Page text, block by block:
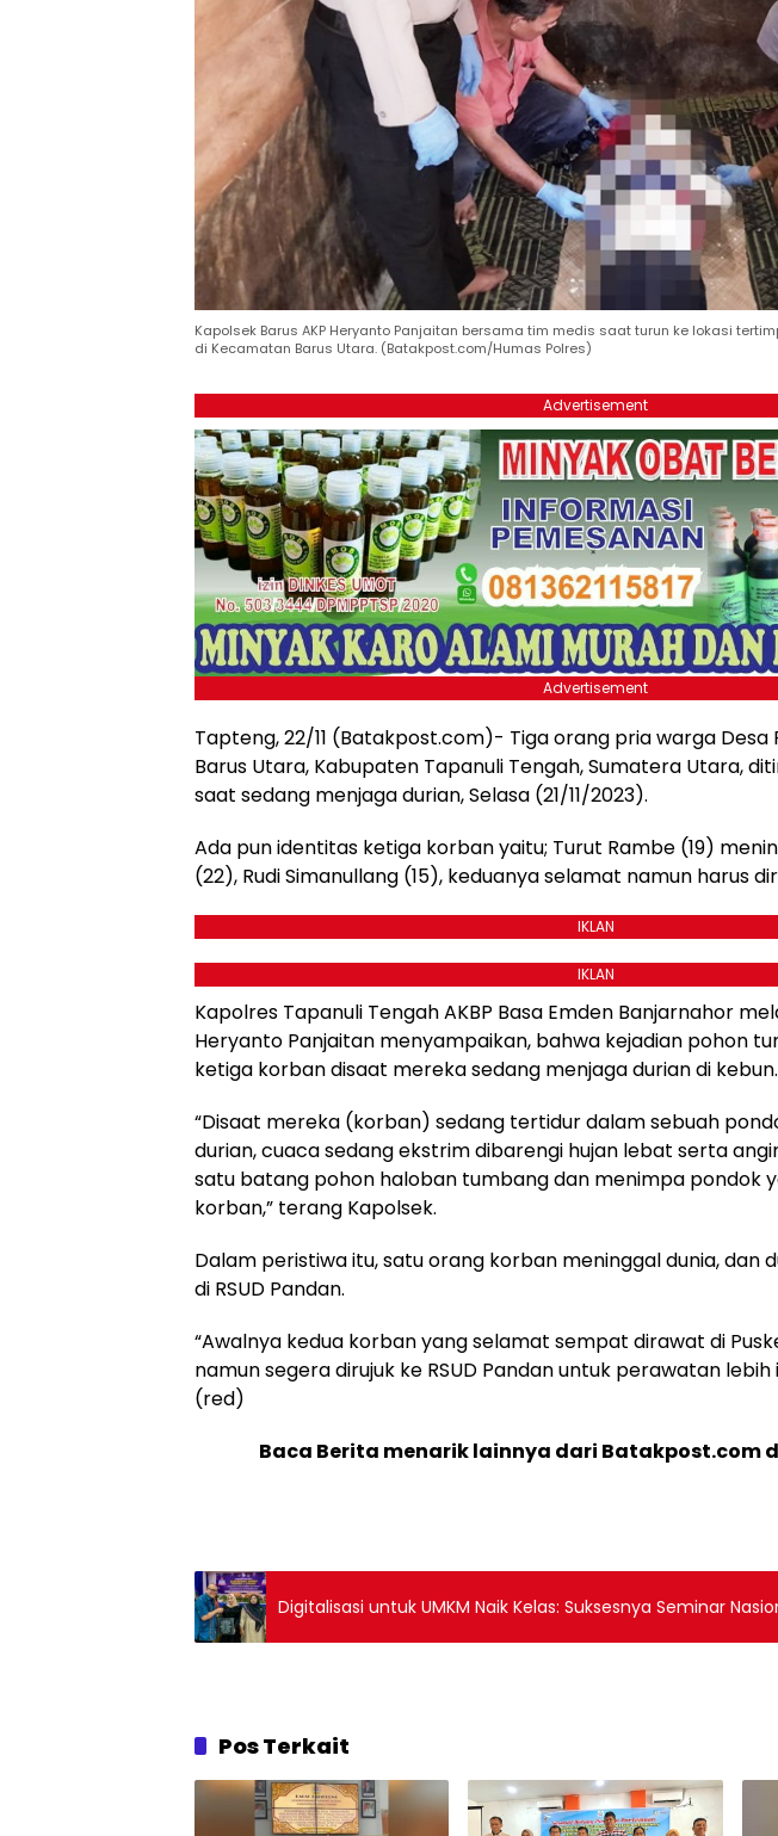
Kapolsek Barus AKP Heryanto Panjaitan bersama tim medis saat turun ke lokasi
di Kecamatan Barus Utara. (Batakpost.com/Humas Polres)
Advertisement
Advertisement
Tapteng, 22/11 (Batakpost.com)- Tiga orang pria warga Desa
Barus Utara, Kabupaten Tapanuli Tengah, Sumatera Utara,
saat sedang menjaga durian, Selasa (21/11/2023).
Ada pun identitas ketiga korban yaitu; Turut Rambe (19)
(22), Rudi Simanullang (15), keduanya selamat namun harus
IKLAN
IKLAN
Kapolres Tapanuli Tengah AKBP Basa Emden Banjarnahor
Heryanto Panjaitan menyampaikan, bahwa kejadian pohon
ketiga korban disaat mereka sedang menjaga durian di kebun.
“Disaat mereka (korban) sedang tertidur dalam sebuah
durian, cuaca sedang ekstrim dibarengi hujan lebat serta
satu batang pohon haloban tumbang dan menimpa pondok
korban,” terang Kapolsek.
Dalam peristiwa itu, satu orang korban meninggal dunia, dan
di RSUD Pandan.
“Awalnya kedua korban yang selamat sempat dirawat di
namun segera dirujuk ke RSUD Pandan untuk perawatan lebih
(red)
Baca Berita menarik lainnya dari Batakpost.com
Digitalisasi untuk UMKM Naik Kelas: Suksesnya Seminar
Pos Terkait